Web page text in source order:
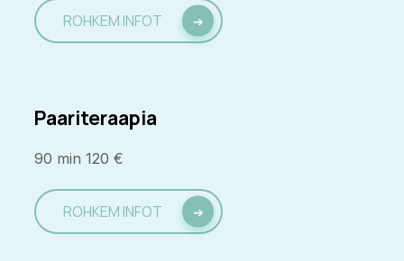
ROHKEM INFOT
Paariteraapia
90 min 120 €
ROHKEM INFOT